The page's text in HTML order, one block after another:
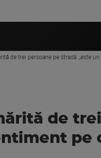
de trei persoane pe stradǎ. „este
de
pe